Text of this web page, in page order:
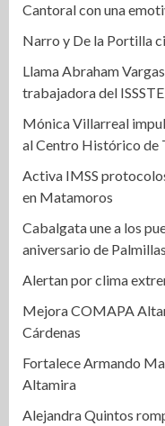
Cantoral con una
Narro y De la Portilla
Llama Abraham
trabajadora del
Mónica Villarreal
al Centro Histórico de
Activa IMSS
en Matamoros
Cabalgata une a los
aniversario de Palmillas
Alertan por clima
Mejora COMAPA
Cárdenas
Fortalece Armando
Altamira
Alejandra Quintos